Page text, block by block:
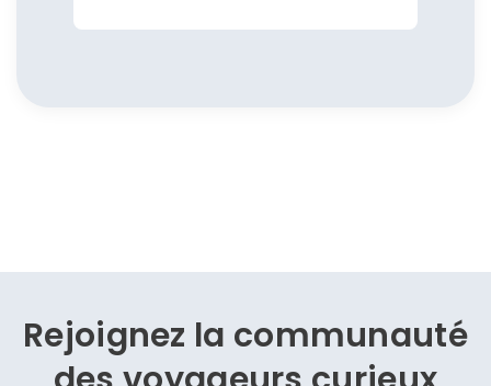
Rejoignez la communauté